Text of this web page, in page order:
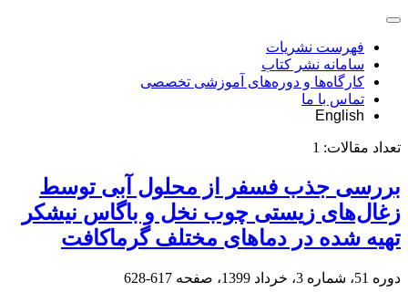
فهرست نشریات
سامانه نشر کتاب
کارگاه‌ها و دوره‌های آموزشی تخصصی
تماس با ما
English
تعداد مقالات: 1
بررسی جذب فسفر از محلول‌ آبی توسط
زغال‌های زیستی چوب نخل و باگاس نیشکر
تهیه شده در دماهای مختلف گرماکافت
دوره 51، شماره 3، خرداد 1399، صفحه 617-628